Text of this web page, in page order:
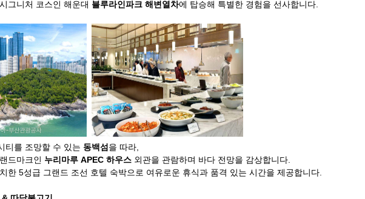
그니처 코스인 해운대 블루라인파크 해변열차에 탑승해 특별한 경험을 선사합니다.
티를 조망할 수 있는 동백섬 을 따라,
드마크인 누리마루 APEC 하우스 외관을 관람하며 바다 전망을 감상합니다.
한 5성급 그랜드 조선 호텔 숙박으로 여유로운 휴식과 품격 있는 시간을 제공합니다.